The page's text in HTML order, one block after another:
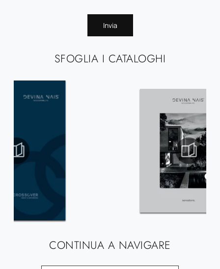
SFOGLIA I CATALOGHI
CONTINUA A NAVIGARE
Invia